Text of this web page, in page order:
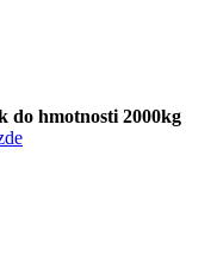
do hmotnosti 2000kg